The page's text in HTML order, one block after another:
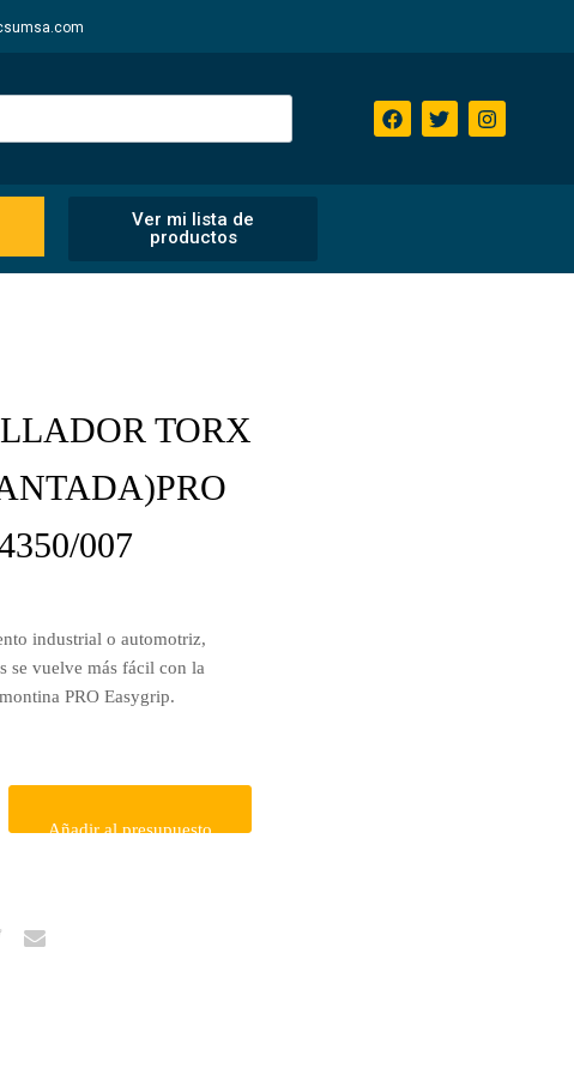
Ver mi lista de
productos
TORX
007
industrial o automotriz,
se vuelve más fácil con la
PRO Easygrip.
Añadir al presupuesto